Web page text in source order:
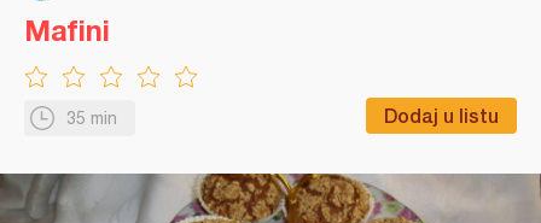
35 min Dodaj u listu
Mafini